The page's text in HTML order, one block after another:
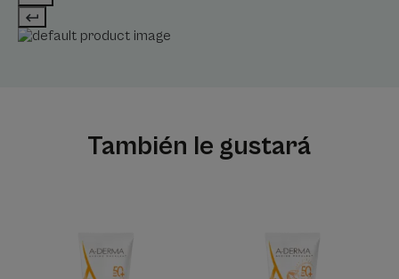
También le gustará
solar
SPF
solar
infantil